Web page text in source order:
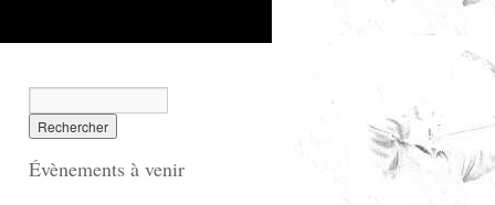
Évènements à venir